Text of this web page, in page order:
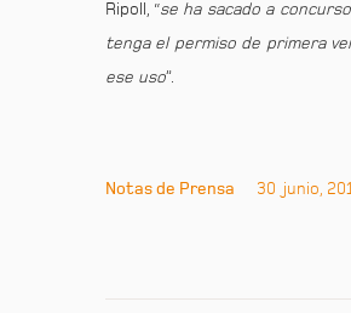
Ripoll, “se ha sacado a
tenga el permiso de primera
ese uso”.
Notas de Prensa 30 junio,